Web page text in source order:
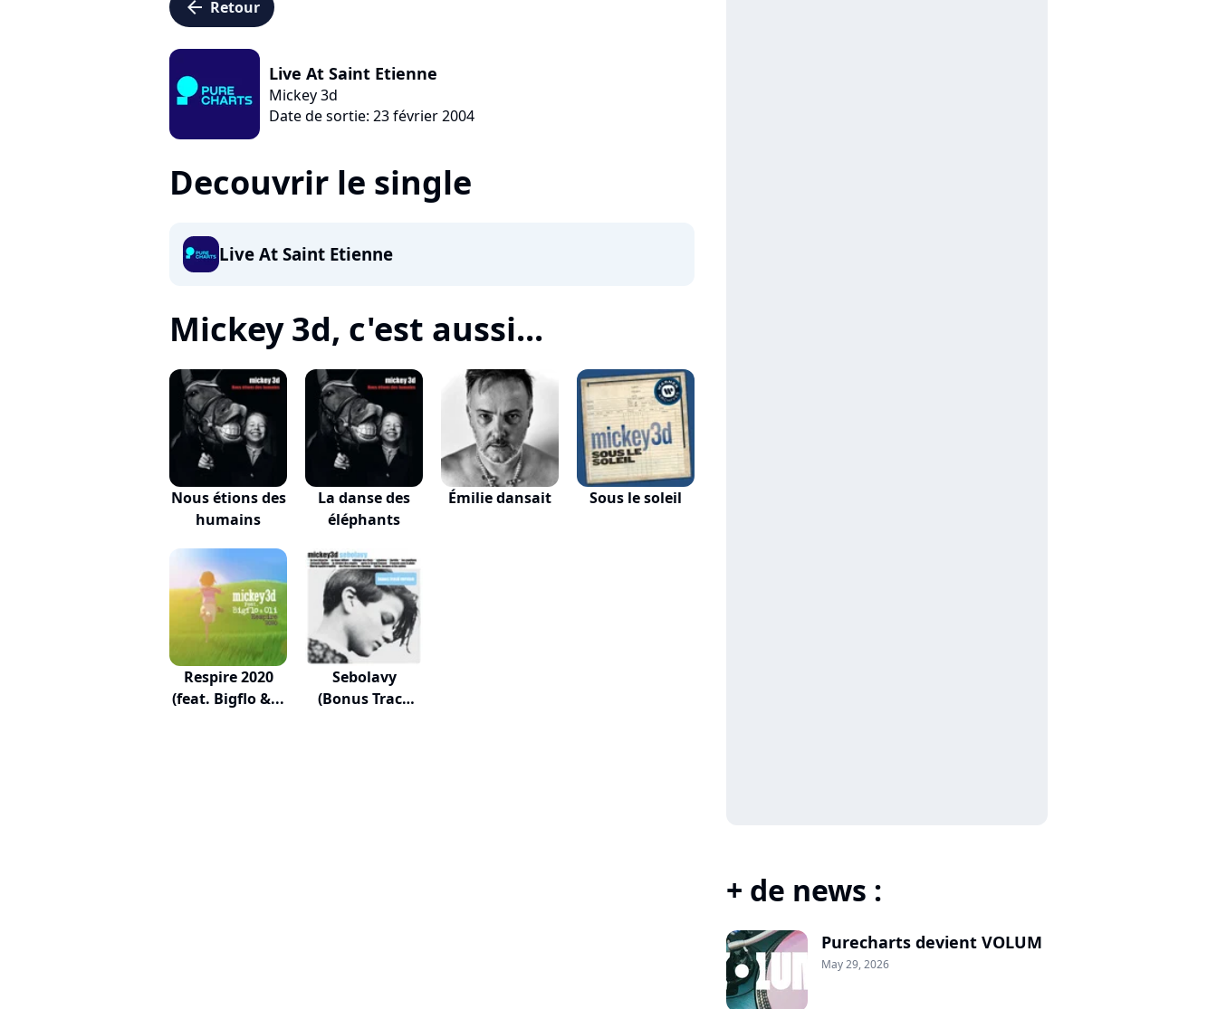
arrow_left Retour
Live At Saint Etienne
Mickey 3d
Date de sortie: 23 février 2004
Decouvrir le single
Live At Saint Etienne
Mickey 3d, c'est aussi...
Nous étions des
humains
La danse des
éléphants
Émilie dansait Sous le soleil
Respire 2020
(feat. Bigflo &...
Sebolavy
(Bonus Track
+ de news :
Purecharts devient VOLUM
May 29, 2026